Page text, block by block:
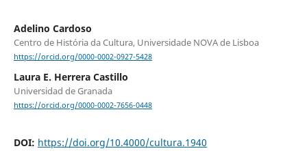
Adelino Cardoso
Centro de História da Cultura, Universidade NOVA de Lisboa
https://orcid.org/0000-0002-0927-5428
Laura E. Herrera Castillo
Universidad de Granada
https://orcid.org/0000-0002-7656-0448
DOI: https://doi.org/10.4000/cultura.1940